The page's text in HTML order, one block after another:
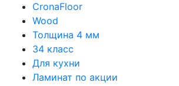
CronaFloor
Wood
Толщина 4 мм
34 класс
Для кухни
Ламинат по акции